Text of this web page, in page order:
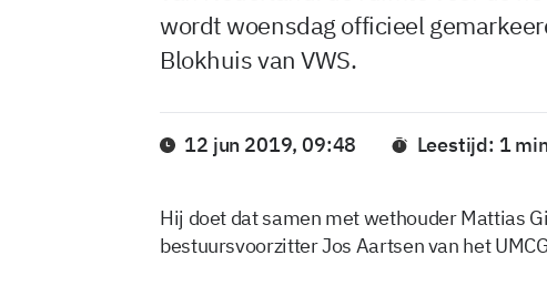
wordt woensdag officieel
Blokhuis van VWS.
12 jun 2019, 09:48 Leestijd: 1
Hij doet dat samen met wethouder Mattias
bestuursvoorzitter Jos Aartsen van het